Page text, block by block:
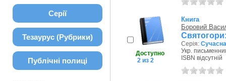
Серії
Тезаурус (Рубрики)
Публічні полиці
Доступно
2 из 2
Книга
Боровий
Серія: Сучасна
Укр.
ISBN відсутній